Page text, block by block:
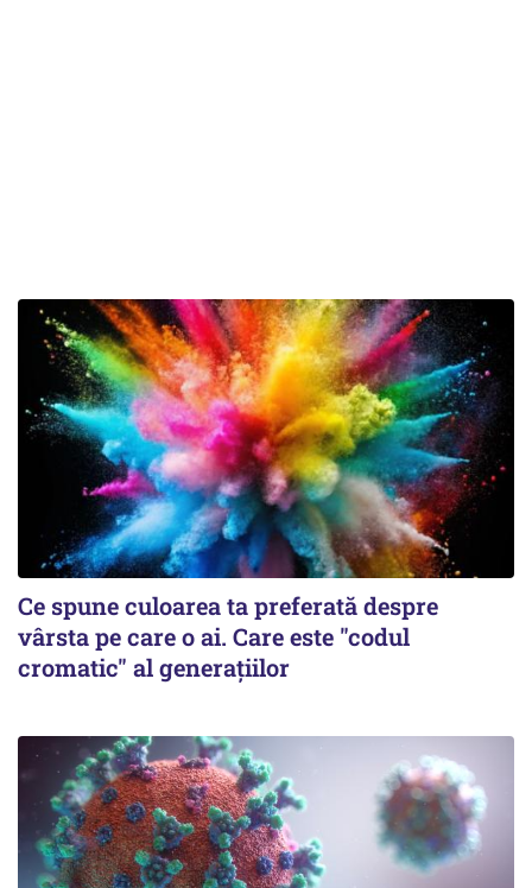
Ce spune culoarea ta preferată despre
vârsta pe care o ai. Care este "codul
cromatic" al generațiilor